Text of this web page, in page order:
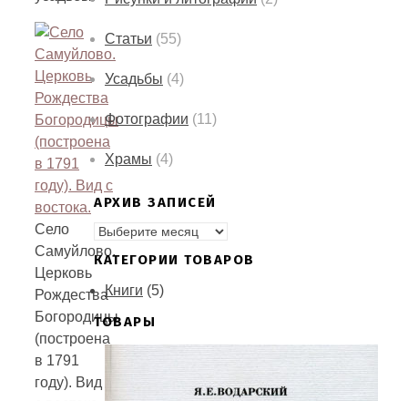
Село
Самуйлово.
Церковь
Рождества
Богородицы
(построена
в 1791
году). Вид
Статьи (55)
Усадьбы (4)
Фотографии (11)
Храмы (4)
АРХИВ ЗАПИСЕЙ
АРХИВ
ЗАПИСЕЙ
КАТЕГОРИИ ТОВАРОВ
Книги (5)
ТОВАРЫ